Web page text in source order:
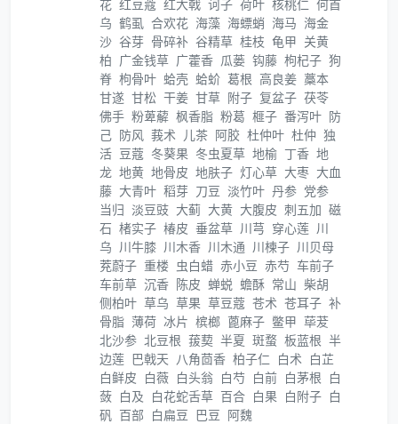
花 红豆蔻 红大戟 诃子 荷叶 核桃仁 何首
乌 鹤虱 合欢花 海藻 海螵蛸 海马 海金
沙 谷芽 骨碎补 谷精草 桂枝 龟甲 关黄
柏 广金钱草 广藿香 瓜蒌 钩藤 枸杞子 狗
脊 枸骨叶 蛤壳 蛤蚧 葛根 高良姜 藁本
甘遂 甘松 干姜 甘草 附子 复盆子 茯苓
佛手 粉萆薢 枫香脂 粉葛 榧子 番泻叶 防
己 防风 莪术 儿茶 阿胶 杜仲叶 杜仲 独
活 豆蔻 冬葵果 冬虫夏草 地榆 丁香 地
龙 地黄 地骨皮 地肤子 灯心草 大枣 大血
藤 大青叶 稻芽 刀豆 淡竹叶 丹参 党参
当归 淡豆豉 大蓟 大黄 大腹皮 刺五加 磁
石 楮实子 椿皮 垂盆草 川芎 穿心莲 川
乌 川牛膝 川木香 川木通 川楝子 川贝母
茺蔚子 重楼 虫白蜡 赤小豆 赤芍 车前子
车前草 沉香 陈皮 蝉蜕 蟾酥 常山 柴胡
侧柏叶 草乌 草果 草豆蔻 苍术 苍耳子 补
骨脂 薄荷 冰片 槟榔 蓖麻子 鳖甲 荜茇
北沙参 北豆根 菝葜 半夏 斑蝥 板蓝根 半
边莲 巴戟天 八角茴香 柏子仁 白术 白芷
白鲜皮 白薇 白头翁 白芍 白前 白茅根 白
蔹 白及 白花蛇舌草 百合 白果 白附子 白
矾 百部 白扁豆 巴豆 阿魏